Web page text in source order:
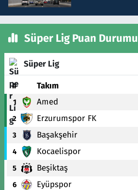
Süper Lig Puan Durumu
Süper Lig
# Takım
1 Amed
2 Erzurumspor FK
3 Başakşehir
4 Kocaelispor
5 Beşiktaş
6 Eyüpspor